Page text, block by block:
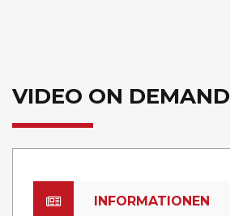
VIDEO ON DEMAND
INFORMATIONEN